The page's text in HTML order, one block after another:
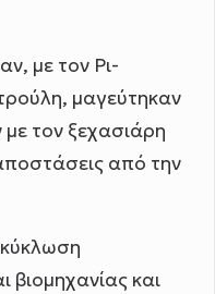
με τον Ρι-
μαγεύτηκαν
τον ξεχασιάρη
από την
βιομηχανίας και